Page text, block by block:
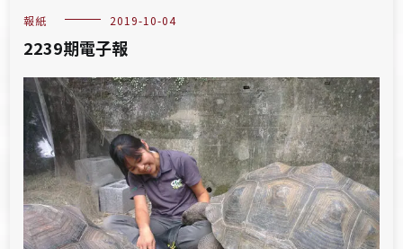
報紙 2019-10-04
2239期電子報